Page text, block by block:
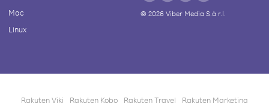
Mac
Linux
© 2026Viber Media S.à r.l.
Rakuten Viki Rakuten Kobo Rakuten Travel Rakuten Marketing